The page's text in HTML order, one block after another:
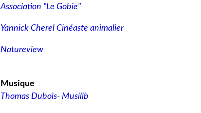
Association "Le Gobie"
Yannick Cherel Cinéaste animalier
Natureview
Musique
Thomas Dubois- Musilib